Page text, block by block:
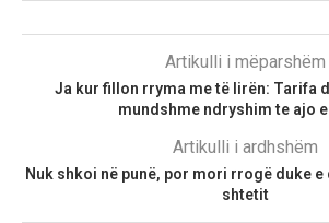
Artikulli i mëparshëm
Ja kur fillon rryma me të lirën: Tarifa
mundshme ndryshim te ajo
Artikulli i ardhshëm
Nuk shkoi në punë, por mori rrogë duke e
shtetit